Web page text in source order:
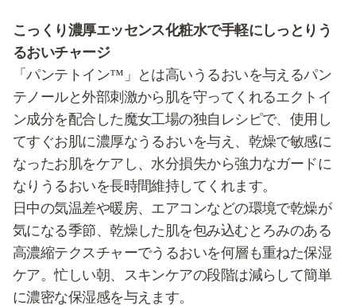
こっくり濃厚エッセンス化粧水で手軽にしっとりう
るおいチャージ
「パンテトイン™」とは高いうるおいを与えるパン
テノールと外部刺激から肌を守ってくれるエクトイ
ン成分を配合した魔女工場の独自レシピで、使用し
てすぐお肌に濃厚なうるおいを与え、乾燥で敏感に
なったお肌をケアし、水分損失から強力なガードに
なりうるおいを長時間維持してくれます。
日中の気温差や暖房、エアコンなどの環境で乾燥が
気になる季節、乾燥した肌を包み込むとろみのある
高濃縮テクスチャーでうるおいを何層も重ねた保湿
ケア。忙しい朝、スキンケアの段階は減らして簡単
に濃密な保湿感を与えます。